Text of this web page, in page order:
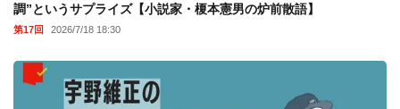
調”というサプライズ【小説家・榎本憲男の炉前散語】
第17回 2026/7/18 18:30